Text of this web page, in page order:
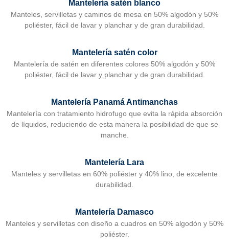
Mantelería satén blanco
Manteles, servilletas y caminos de mesa en 50% algodón y 50%
poliéster, fácil de lavar y planchar y de gran durabilidad.
Mantelería satén color
Mantelería de satén en diferentes colores 50% algodón y 50%
poliéster, fácil de lavar y planchar y de gran durabilidad.
Mantelería Panamá Antimanchas
Mantelería con tratamiento hidrofugo que evita la rápida absorción
de líquidos, reduciendo de esta manera la posibilidad de que se
manche.
Mantelería Lara
Manteles y servilletas en 60% poliéster y 40% lino, de excelente
durabilidad.
Mantelería Damasco
Manteles y servilletas con diseño a cuadros en 50% algodón y 50%
poliéster.